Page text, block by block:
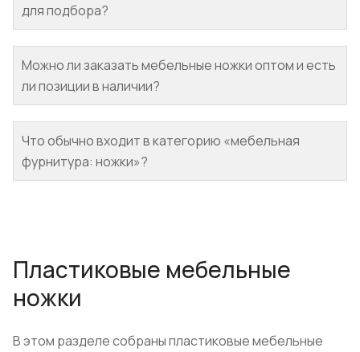
для подбора?
Можно ли заказать мебельные ножки оптом и есть
ли позиции в наличии?
Что обычно входит в категорию «мебельная
фурнитура: ножки»?
Пластиковые мебельные
ножки
В этом разделе собраны пластиковые мебельные